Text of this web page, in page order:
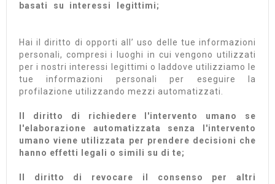
basati su interessi legittimi;
Hai il diritto di opporti all’ uso delle tue informazioni
personali, compresi i luoghi in cui vengono utilizzati
per i nostri interessi legittimi o laddove utilizziamo le
tue informazioni personali per eseguire la
profilazione utilizzando mezzi automatizzati.
Il diritto di richiedere l'intervento umano se
l'elaborazione automatizzata senza l'intervento
umano viene utilizzata per prendere decisioni che
hanno effetti legali o simili su di te;
Il diritto di revocare il consenso per altri